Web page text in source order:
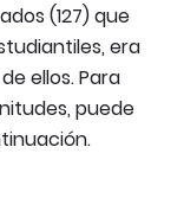
(127) que
era
ellos. Para
puede